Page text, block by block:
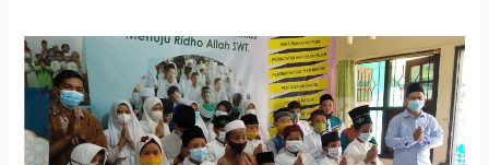
Ini
Keutamaan
Menyantuni
Anak
Yatim